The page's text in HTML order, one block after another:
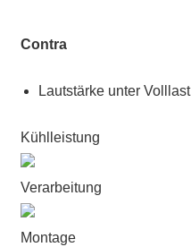
Contra
Lautstärke unter Volllast
Kühlleistung
Verarbeitung
Montage